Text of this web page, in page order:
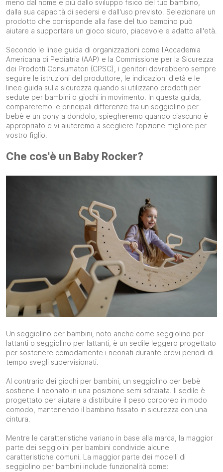
meno dal nome e più dallo sviluppo fisico del tuo bambino,
dalla sua capacità di sedersi e dall'uso previsto. Selezionare un
prodotto che corrisponde alla fase del tuo bambino può
aiutare a supportare un gioco sicuro, piacevole e adatto all'età.
Secondo le linee guida di organizzazioni come l'Accademia
Americana di Pediatria (AAP) e la Commissione per la Sicurezza
dei Prodotti Consumatori (CPSC), i genitori dovrebbero sempre
seguire le istruzioni del produttore, le indicazioni d'età e le
linee guida sulla sicurezza quando si utilizzano prodotti per
sedute per bambini o giochi in movimento. In questa guida,
compareremo le principali differenze tra un seggiolino per
bebè e un pony a dondolo, spiegheremo quando ciascuno è
appropriato e vi aiuteremo a scegliere l'opzione migliore per
vostro figlio.
Che cos'è un Baby Rocker?
Un seggiolino per bambini, noto anche come seggiolino per
lattanti o seggiolino per lattanti, è un sedile leggero progettato
per sostenere comodamente i neonati durante brevi periodi di
tempo svegli supervisionati.
Al contrario dei giochi per bambini, un seggiolino per bebè
sostiene il neonato in una posizione semi sdraiata. Il sedile è
progettato per aiutare a distribuire il peso corporeo in modo
comodo, mantenendo il bambino fissato in sicurezza con una
cintura.
Mentre le caratteristiche variano in base alla marca, la maggior
parte dei seggiolini per bambini condivide alcune
caratteristiche comuni. La maggior parte dei modelli di
seggiolino per bambini include funzionalità come: